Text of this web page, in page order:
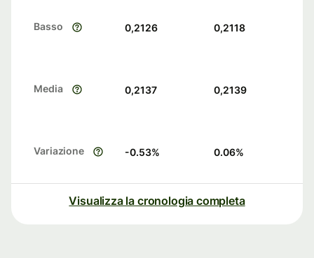
Basso 0,2126 0,2118
Media 0,2137 0,2139
Variazione -0.53% 0.06%
Visualizza la cronologia completa